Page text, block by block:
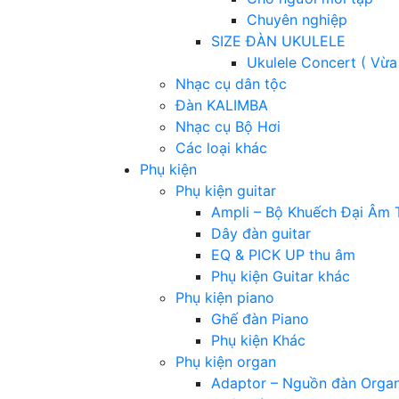
Chuyên nghiệp
SIZE ĐÀN UKULELE
Ukulele Concert ( Vừa
Nhạc cụ dân tộc
Đàn KALIMBA
Nhạc cụ Bộ Hơi
Các loại khác
Phụ kiện
Phụ kiện guitar
Ampli – Bộ Khuếch Đại Âm
Dây đàn guitar
EQ & PICK UP thu âm
Phụ kiện Guitar khác
Phụ kiện piano
Ghế đàn Piano
Phụ kiện Khác
Phụ kiện organ
Adaptor – Nguồn đàn